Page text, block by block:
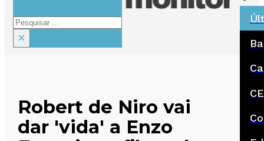
Pesquisar
×
Robert de Niro vai
dar 'vida' a Enzo